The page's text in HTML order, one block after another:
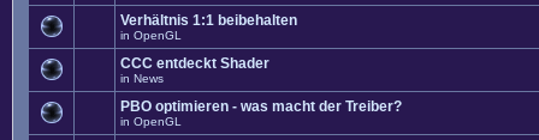
Verhältnis 1:1 beibehalten
in OpenGL
CCC entdeckt Shader
in News
PBO optimieren - was macht der Treiber?
in OpenGL